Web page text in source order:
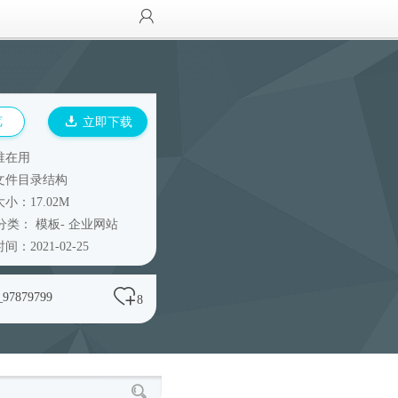
立即下载
在用
件目录结构
小：17.02M
类： 模板- 企业网站
间：2021-02-25
8